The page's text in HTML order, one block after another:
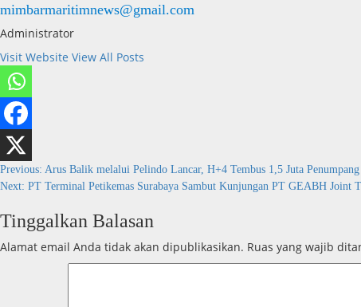
mimbarmaritimnews@gmail.com
Administrator
Visit Website View All Posts
Post
Previous: Arus Balik melalui Pelindo Lancar, H+4 Tembus 1,5 Juta Penumpang
Next: PT Terminal Petikemas Surabaya Sambut Kunjungan PT GEABH Joint
Tinggalkan Balasan
Alamat email Anda tidak akan dipublikasikan. Ruas yang wajib